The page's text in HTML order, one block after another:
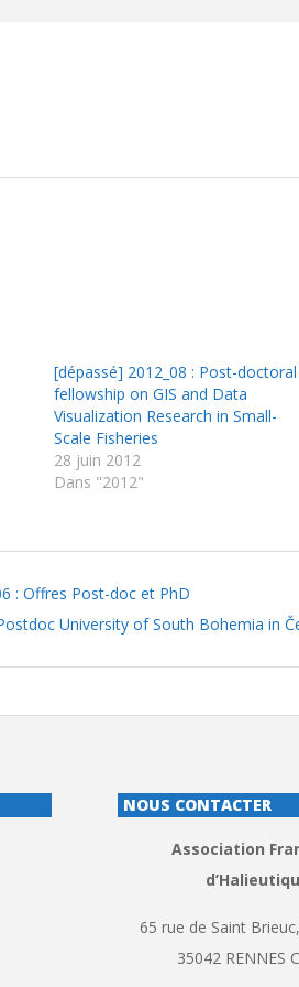
[dépassé] 2012_08 : Post-doctoral
fellowship on GIS and Data
Visualization Research in Small-
Scale Fisheries
28 juin 2012
Dans "2012"
: Offres Post-doc et PhD
University of South Bohemia in
NOUS CONTACTER
Association
65 rue de Saint
35042 RENNES